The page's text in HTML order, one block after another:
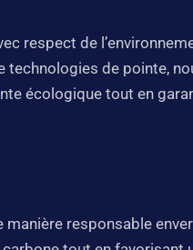
respect de
de pointe,
écologique tout en
responsable